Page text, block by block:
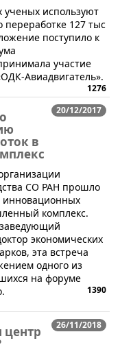
ученых используют
переработке 127 тыс
поступило к
участие
Авиадвигатель».
1276
20/12/2017
в
СО РАН прошло
комплекс.
экономических
эта встреча
одного из
на форуме
1390
26/11/2018
центр